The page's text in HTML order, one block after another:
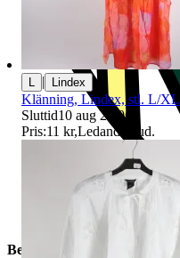
Beskrivning
L | Lindex
Klänning, Lindex, stl. L/XL
Sluttid10 aug 20:06
Pris:11 kr,Ledande bud.